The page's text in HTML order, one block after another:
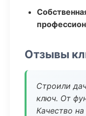
Отзывы
Строили
ключ. От
Качество